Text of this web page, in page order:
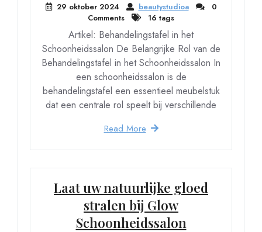
29 oktober 2024 beautystudioa
0
Comments
16 tags
Artikel: Behandelingstafel in het
Schoonheidssalon De Belangrijke Rol van de
Behandelingstafel in het Schoonheidssalon In
een schoonheidssalon is de
behandelingstafel een essentieel meubelstuk
dat een centrale rol speelt bij verschillende
Read More
Laat uw natuurlijke gloed
stralen bij Glow
Schoonheidssalon